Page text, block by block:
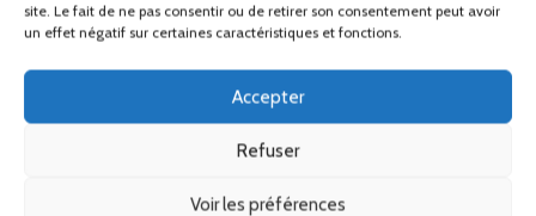
site. Le fait de ne pas consentir ou de retirer son consentement peut avoir
un effet négatif sur certaines caractéristiques et fonctions.
Accepter
Refuser
Voir les préférences